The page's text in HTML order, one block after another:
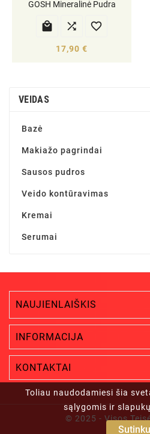
Toliau naudodamiesi šia
sąlygomis ir
Sutinku
GOSH Mineralinė Pudra
  
17,90 €
VEIDAS
Bazė
Makiažo pagrindai
Sausos pudros
Veido kontūravimas
Kremai
Serumai
NAUJIENLAIŠKIS
INFORMACIJA
KONTAKTAI
© 2025 - Visos